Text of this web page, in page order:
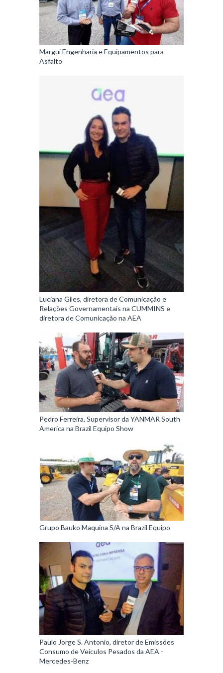
Margui Engenharia e Equipamentos para
Asfalto
Luciana Giles, diretora de Comunicação e
Relações Governamentais na CUMMINS e
diretora de Comunicação na AEA
Pedro Ferreira, Supervisor da YANMAR South
America na Brazil Equipo Show
Grupo Bauko Maquina S/A na Brazil Equipo
Paulo Jorge S. Antonio, diretor de Emissões
Consumo de Veículos Pesados da AEA -
Mercedes-Benz